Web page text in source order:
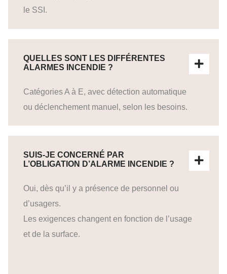
le SSI.
QUELLES SONT LES DIFFÉRENTES
ALARMES INCENDIE ?
Catégories A à E, avec détection automatique
ou déclenchement manuel, selon les besoins.
SUIS-JE CONCERNÉ PAR
L’OBLIGATION D’ALARME INCENDIE ?
Oui, dès qu’il y a présence de personnel ou
d’usagers.
Les exigences changent en fonction de l’usage
et de la surface.